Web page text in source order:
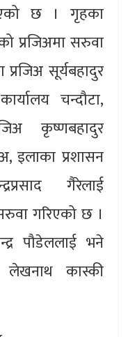
छ । गृहका
प्रजिअमा सरुवा
सूर्यबहादुर
चन्दौटा,
कृष्णबहादुर
इलाका प्रशासन
गैरेलाई
गरिएको छ ।
पौडेललाई भने
लेखनाथ कास्की